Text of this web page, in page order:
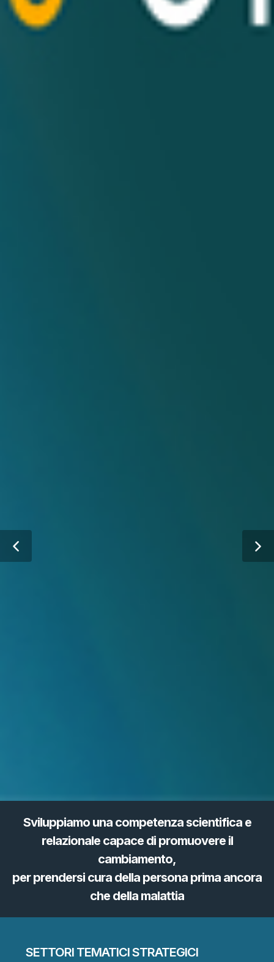
Sviluppiamo una competenza scientifica e
relazionale capace di promuovere il
cambiamento,
per prendersi cura della persona prima ancora
che della malattia
SETTORI TEMATICI STRATEGICI